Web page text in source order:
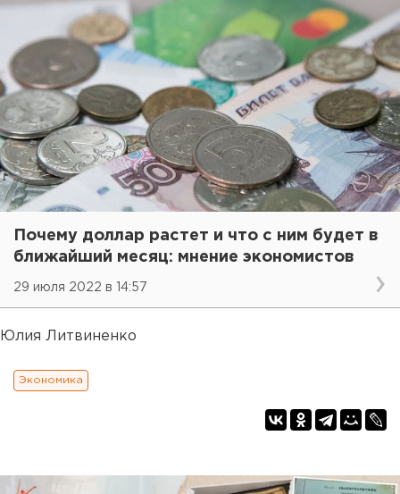
Почему доллар растет и что с ним будет в
ближайший месяц: мнение экономистов
29 июля 2022 в 14:57
Юлия Литвиненко
Экономика